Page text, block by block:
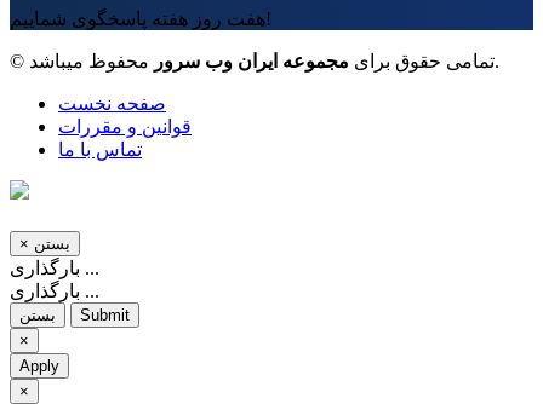
هفت روز هفته پاسخگوی شماییم!
© تمامی حقوق برای مجموعه ایران وب سرور محفوظ میباشد.
صفحه نخست
قوانین و مقررات
تماس با ما
× بستن
بارگذاری ...
بارگذاری ...
بستن
Submit
×
Apply
×